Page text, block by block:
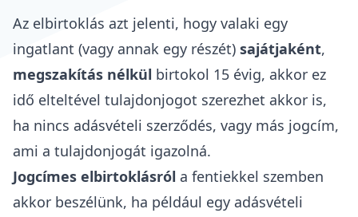
Az elbirtoklás azt jelenti, hogy valaki egy
ingatlant (vagy annak egy részét) sajátjaként,
megszakítás nélkül birtokol 15 évig, akkor ez
idő elteltével tulajdonjogot szerezhet akkor is,
ha nincs adásvételi szerződés, vagy más jogcím,
ami a tulajdonjogát igazolná.
Jogcímes elbirtoklásról a fentiekkel szemben
akkor beszélünk, ha például egy adásvételi